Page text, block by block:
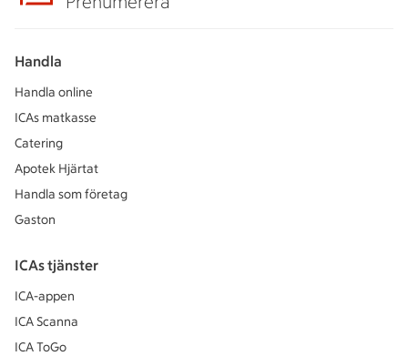
Handla
Handla online
ICAs matkasse
Catering
Apotek Hjärtat
Handla som företag
Gaston
ICAs tjänster
ICA-appen
ICA Scanna
ICA ToGo